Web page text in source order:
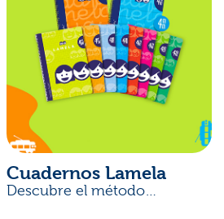
Cuadernos Lamela
Descubre el método